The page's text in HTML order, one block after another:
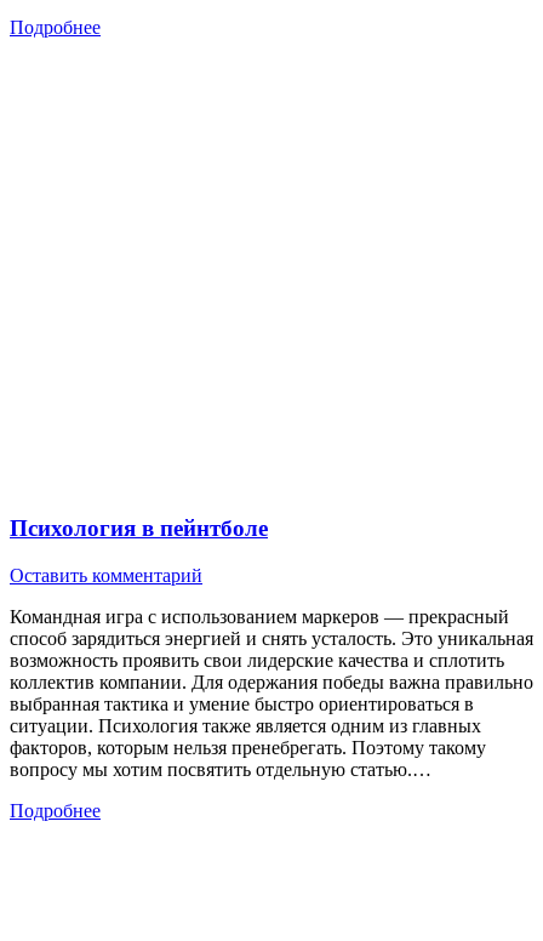
Подробнее
Психология в пейнтболе
Оставить комментарий
Командная игра с использованием маркеров — прекрасный
способ зарядиться энергией и снять усталость. Это уникальная
возможность проявить свои лидерские качества и сплотить
коллектив компании. Для одержания победы важна правильно
выбранная тактика и умение быстро ориентироваться в
ситуации. Психология также является одним из главных
факторов, которым нельзя пренебрегать. Поэтому такому
вопросу мы хотим посвятить отдельную статью.…
Подробнее